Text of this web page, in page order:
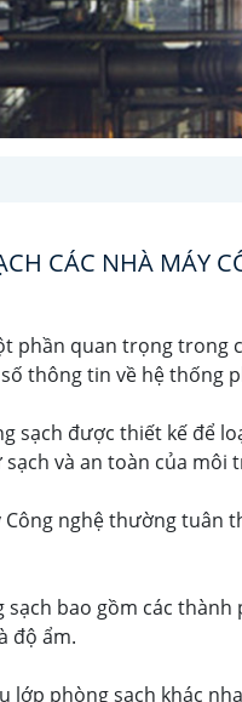
CÁC NHÀ MÁY
phần quan trọng trong
thông tin về hệ thống
sạch được thiết kế để
và an toàn của môi
Công nghệ thường
sạch bao gồm các
độ ẩm.
lớp phòng sạch khác